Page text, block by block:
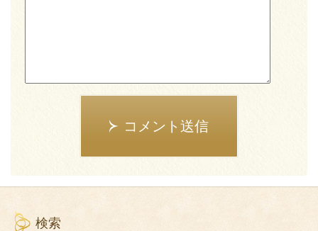
コメント送信
検索